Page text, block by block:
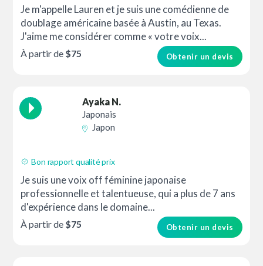
Bon rapport qualité prix
Je m'appelle Lauren et je suis une comédienne de
doublage américaine basée à Austin, au Texas.
J'aime me considérer comme « votre voix...
Obtenir un devis
À partir de $75
Ayaka N.
Japonais
Japon
Bon rapport qualité prix
Je suis une voix off féminine japonaise
professionnelle et talentueuse, qui a plus de 7 ans
d'expérience dans le domaine...
Obtenir un devis
À partir de $75